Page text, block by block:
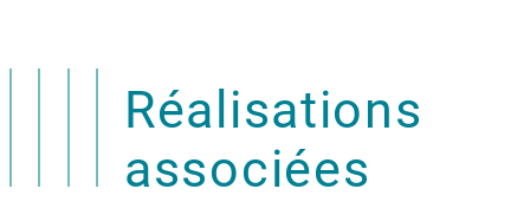
Réalisations
associées